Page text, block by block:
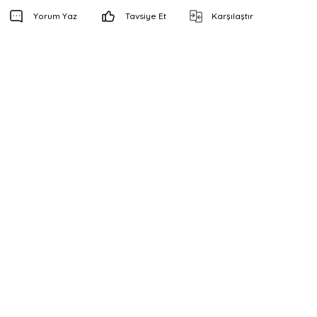
Yorum Yaz Tavsiye Et Karşılaştır